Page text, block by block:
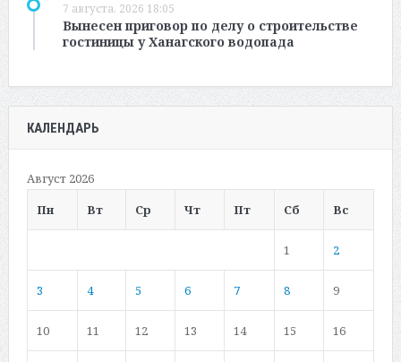
7 августа, 2026 18:05
Вынесен приговор по делу о строительстве
гостиницы у Ханагского водопада
КАЛЕНДАРЬ
Август 2026
Пн
Вт Ср Чт Пт Сб Вс
1 2
3 4 5 6 7 8 9
10 11 12 13 14 15 16